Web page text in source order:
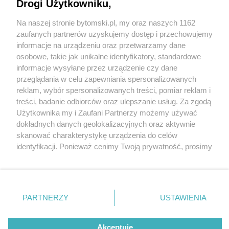
że doszło do podpalenia samochodu
Byt 202013894
513650829679608
5478076673943003118 n
Wydawca mediów lokalnych
Nie zapomnij
zapoznać się z:
polityką prywatności regulamin korzystania z portali
Twojemiasto
Piekary Śląskie
Chorzów
Tarnowskie Góry
Gliwice
Skontakuj sięz nami
Kontakt
Wydawca
Pogoda
Drogi Użytkowniku,
Na naszej stronie bytomski.pl, my oraz naszych 1162
zaufanych partnerów uzyskujemy dostęp i przechowujemy
informacje na urządzeniu oraz przetwarzamy dane
osobowe, takie jak unikalne identyfikatory, standardowe
informacje wysyłane przez urządzenie czy dane
przeglądania w celu zapewniania spersonalizowanych
reklam, wybór spersonalizowanych treści, pomiar reklam i
treści, badanie odbiorców oraz ulepszanie usług. Za zgodą
Użytkownika my i Zaufani Partnerzy możemy używać
dokładnych danych geolokalizacyjnych oraz aktywnie
skanować charakterystykę urządzenia do celów
identyfikacji. Ponieważ cenimy Twoją prywatność, prosimy
prywatności znajdujący się w lewym dolnym rogu strony
. Niektóre rodzaje przetwarzania danych nie wymagają
zgody użytkownika, ale masz prawo sprzeciwić się
takiemu przetwarzaniu. Preferencje będą miały
PARTNERZY USTAWIENIA
Akceptuję